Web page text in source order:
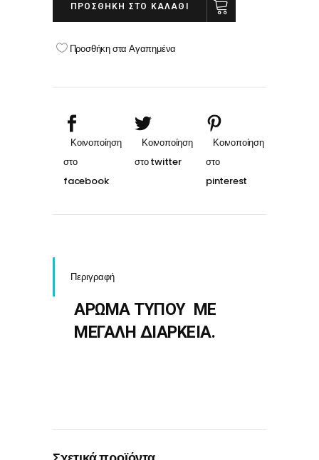
100ML
NEW
ΠΡΟΣΘΉΚΗ ΣΤΟ ΚΑΛΆΘΙ
Προσθήκη στα Αγαπημένα
Περιγραφή
ΑΡΩΜΑ ΤΥΠΟΥ ΜΕ
ΜΕΓΑΛΗ ΔΙΑΡΚΕΙΑ.